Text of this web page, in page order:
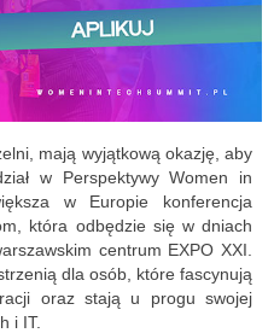
mają wyjątkową okazję, aby
w Perspektywy Women in
w Europie konferencja
która odbędzie się w dniach
centrum EXPO XXI.
dla osób, które fascynują
oraz stają u progu swojej
i IT.